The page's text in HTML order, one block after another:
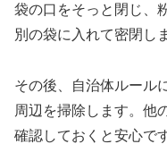
袋の口をそっと閉じ、
別の袋に入れて密閉し
その後、自治体ルール
周辺を掃除します。他
確認しておくと安心です